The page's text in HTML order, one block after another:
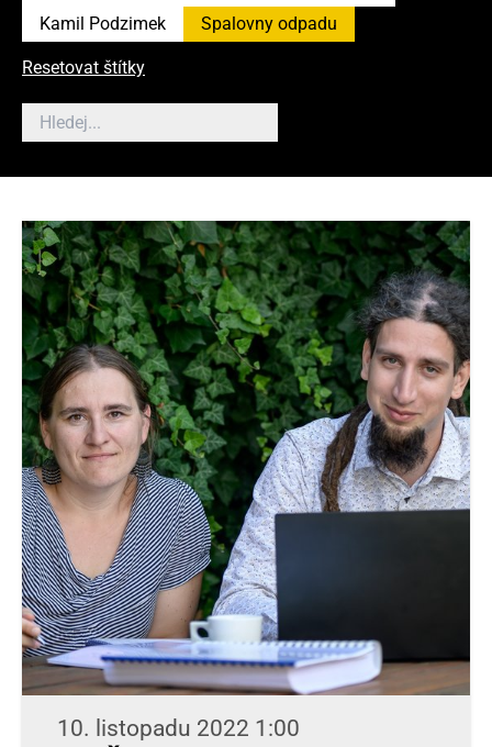
Kamil Podzimek
Spalovny odpadu
Resetovat štítky
10. listopadu 2022 1:00